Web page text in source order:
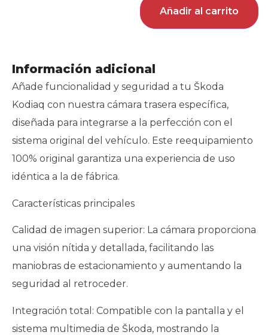
Añadir al carrito
Información adicional
Añade funcionalidad y seguridad a tu Škoda
Kodiaq con nuestra cámara trasera específica,
diseñada para integrarse a la perfección con el
sistema original del vehículo. Este reequipamiento
100% original garantiza una experiencia de uso
idéntica a la de fábrica.
Características principales
Calidad de imagen superior: La cámara proporciona
una visión nítida y detallada, facilitando las
maniobras de estacionamiento y aumentando la
seguridad al retroceder.
Integración total: Compatible con la pantalla y el
sistema multimedia de Škoda, mostrando la